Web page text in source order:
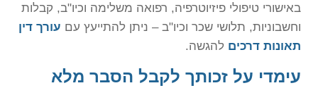
באישורי טיפולי פיזיוטרפיה, רפואה משלימה וכיו"ב, קבלות
וחשבוניות, תלושי שכר וכיו"ב – ניתן להתייעץ עם עורך דין
תאונות דרכים להגשה.
עימדי על זכותך לקבל הסבר מלא